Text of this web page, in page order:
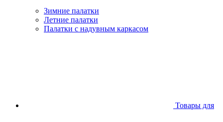
Зимние палатки
Летние палатки
Палатки с надувным каркасом
Товары для